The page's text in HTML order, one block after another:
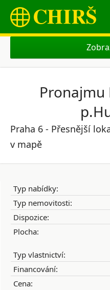
Pronajmu
Praha 6 - Přesnější
v mapě
Typ nabídky:
Typ nemovitosti:
Dispozice:
Plocha:
Typ vlastnictví:
Financování:
Cena: